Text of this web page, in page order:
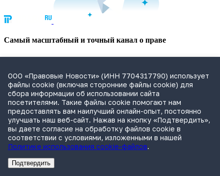
Cамый масштабный и точный канал о праве
Рассказываем о важных деловых и юридических событиях.
Перейти в Telegram
Кассация разрешила рассмотреть в РФ иск к «Альфа-Банку»
по еврооблигациям
Практика
, 13:28
ЦБ ужесточил требования к листингу ценных бумаг
Практика
, 12:44
ФНС подала новый иск о банкротстве «Кама Шиппинг»
, 12:17
РекламаАдвокатское бюро Санкт-Петербурга «Вертикаль» ИНН 7841290773
ООО «Правовые Новости» (ИНН 7704317790) использует
файлы cookie (включая сторонние файлы cookie) для
сбора информации об использовании сайта
посетителями. Такие файлы cookie помогают нам
предоставлять вам наилучший онлайн-опыт, постоянно
улучшать наш веб-сайт. Нажав на кнопку «Подтвердить»,
вы даете согласие на обработку файлов cookie в
соответствии с условиями, изложенными в нашей
Политике использования cookie-файлов.
Подтвердить